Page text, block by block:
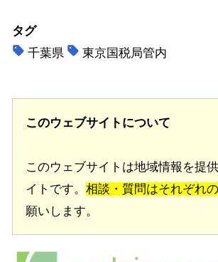
タグ
千葉県
東京国税局管内
このウェブサイトについて
このウェブサイトは地域情報を提
イトです。 相談・質問はそれぞれ
願いします。